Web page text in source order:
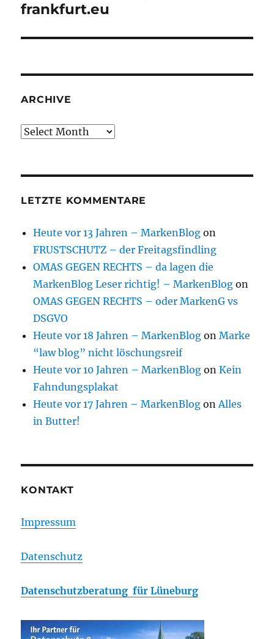
post:
frankfurt.eu
ARCHIVE
Archive
LETZTE KOMMENTARE
Heute vor 13 Jahren – MarkenBlog on
FRUSTSCHUTZ – der Freitagsfindling
OMAS GEGEN RECHTS – da lagen die
MarkenBlog Leser richtig! – MarkenBlog on
OMAS GEGEN RECHTS – oder MarkenG vs
DSGVO
Heute vor 18 Jahren – MarkenBlog onMarke
“law blog” nicht löschungsreif
Heute vor 10 Jahren – MarkenBlog onKein
Fahndungsplakat
Heute vor 17 Jahren – MarkenBlog onAlles
in Butter!
KONTAKT
Impressum
Datenschutz
Datenschutzberatung für Lüneburg